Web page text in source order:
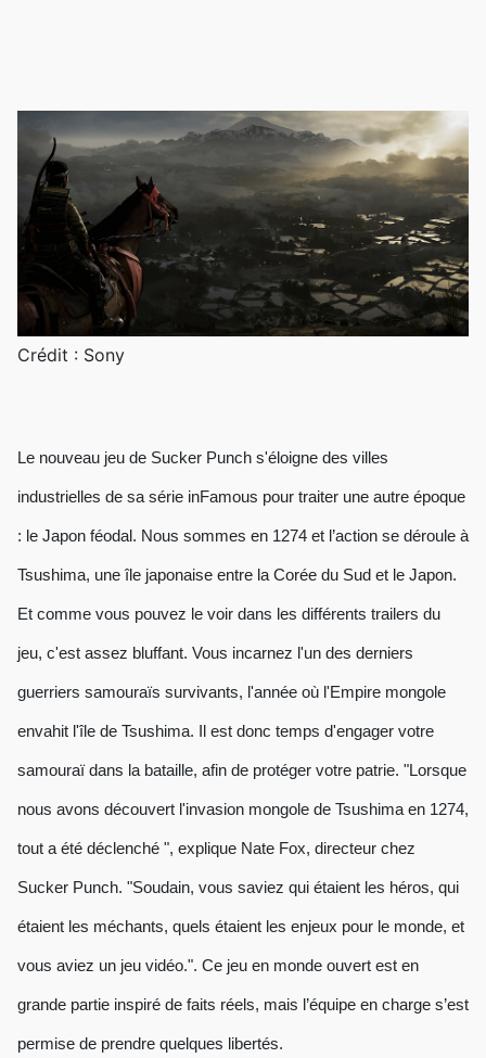
Crédit : Sony
Le nouveau jeu de Sucker Punch s'éloigne des villes
industrielles de sa série inFamous pour traiter une autre époque
: le Japon féodal. Nous sommes en 1274 et l’action se déroule à
Tsushima, une île japonaise entre la Corée du Sud et le Japon.
Et comme vous pouvez le voir dans les différents trailers du
jeu, c'est assez bluffant. Vous incarnez l'un des derniers
guerriers samouraïs survivants, l'année où l'Empire mongole
envahit l'île de Tsushima. Il est donc temps d'engager votre
samouraï dans la bataille, afin de protéger votre patrie. "Lorsque
nous avons découvert l'invasion mongole de Tsushima en 1274,
tout a été déclenché ", explique Nate Fox, directeur chez
Sucker Punch. "Soudain, vous saviez qui étaient les héros, qui
étaient les méchants, quels étaient les enjeux pour le monde, et
vous aviez un jeu vidéo.". Ce jeu en monde ouvert est en
grande partie inspiré de faits réels, mais l’équipe en charge s’est
permise de prendre quelques libertés.